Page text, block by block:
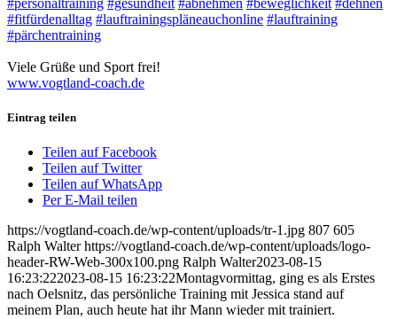
#fitfürdenalltag #lauftrainingspläneauchonline #lauftraining
#pärchentraining
Viele Grüße und Sport frei!
www.vogtland-coach.de
Eintrag teilen
Teilen auf Facebook
Teilen auf Twitter
Teilen auf WhatsApp
Per E-Mail teilen
https://vogtland-coach.de/wp-content/uploads/tr-1.jpg 807 605
Ralph Walter https://vogtland-coach.de/wp-content/uploads/logo-
header-RW-Web-300x100.png Ralph Walter2023-08-15
16:23:222023-08-15 16:23:22Montagvormittag, ging es als Erstes
nach Oelsnitz, das persönliche Training mit Jessica stand auf
meinem Plan, auch heute hat ihr Mann wieder mit trainiert.